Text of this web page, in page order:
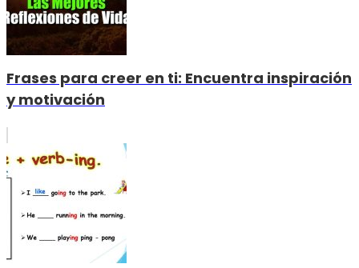
Frases para creer en ti: Encuentra inspiración
y motivación